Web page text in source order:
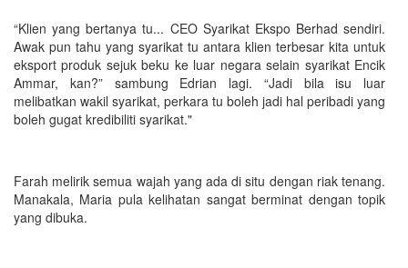
“Klien yang bertanya tu... CEO Syarikat Ekspo Berhad sendiri.
Awak pun tahu yang syarikat tu antara klien terbesar kita untuk
eksport produk sejuk beku ke luar negara selain syarikat Encik
Ammar, kan?” sambung Edrian lagi. “Jadi bila isu luar
melibatkan wakil syarikat, perkara tu boleh jadi hal peribadi yang
boleh gugat kredibiliti syarikat."
Farah melirik semua wajah yang ada di situ dengan riak tenang.
Manakala, Maria pula kelihatan sangat berminat dengan topik
yang dibuka.